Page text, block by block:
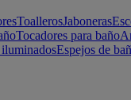
ToallerosJaboneras
Tocadores para baño
Espejos de